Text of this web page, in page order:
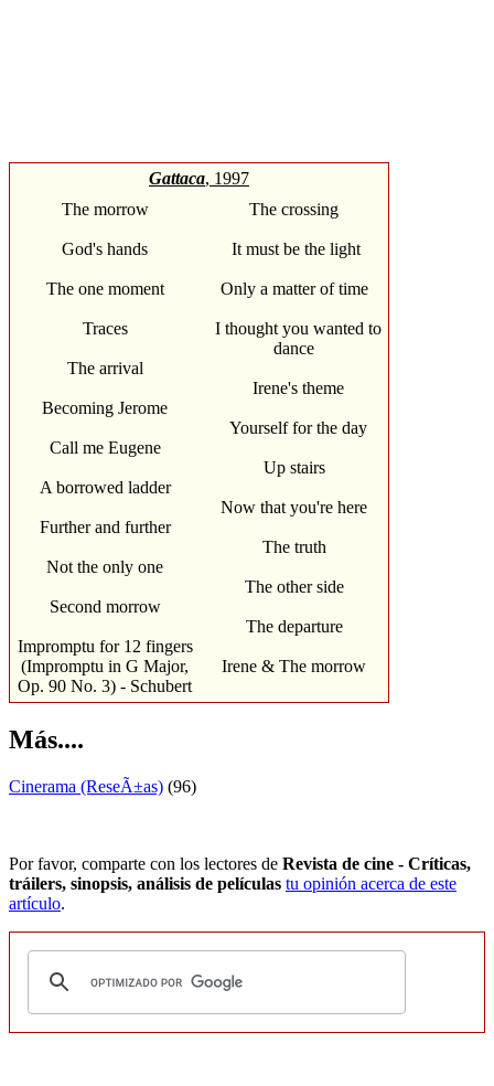
Gattaca, 1997
The morrow
God's hands
The one moment
Traces
The arrival
Becoming Jerome
Call me Eugene
A borrowed ladder
Further and further
Not the only one
Second morrow
Impromptu for 12 fingers
(Impromptu in G Major,
Op. 90 No. 3) - Schubert
The crossing
It must be the light
Only a matter of time
I thought you wanted to
dance
Irene's theme
Yourself for the day
Up stairs
Now that you're here
The truth
The other side
The departure
Irene & The morrow
Más....
Cinerama (ReseÃ±as) (96)
Por favor, comparte con los lectores de Revista de cine - Críticas,
tráilers, sinopsis, análisis de películas tu opinión acerca de este
artículo.